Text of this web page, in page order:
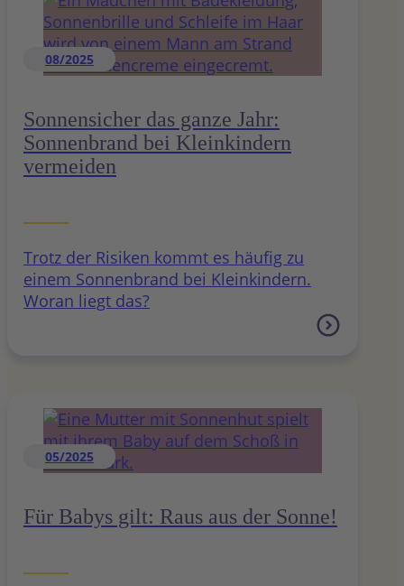
08/2025
Sonnensicher das ganze Jahr:
Sonnenbrand bei Kleinkindern
vermeiden
Trotz der Risiken kommt es häufig zu
einem Sonnenbrand bei Kleinkindern.
Woran liegt das?
05/2025
Für Babys gilt: Raus aus der Sonne!